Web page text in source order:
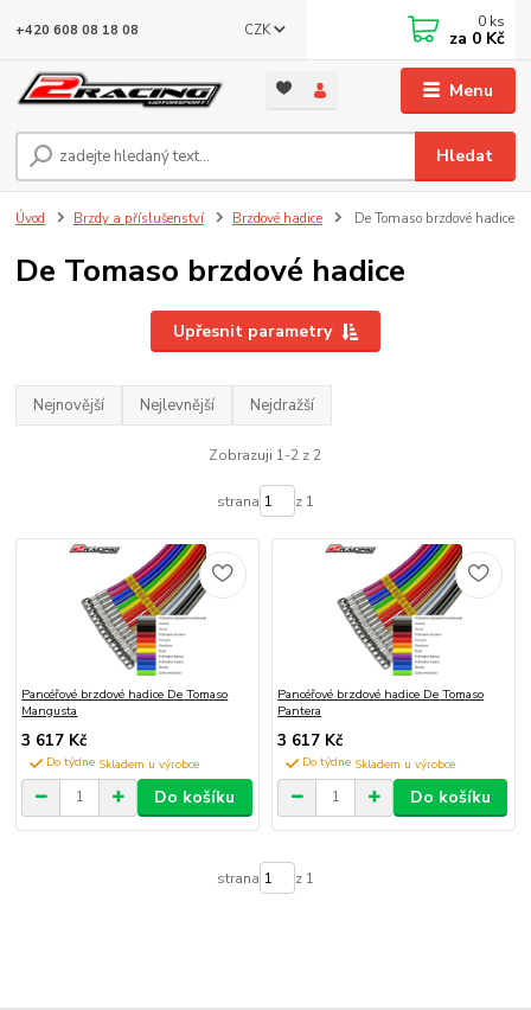
Menu
CZK
Hledat
+420 608 08 18 08 0 ks
za 0 Kč
Úvod Brzdy a příslušenství Brzdové hadice De Tomaso brzdové hadice
De Tomaso brzdové hadice
Upřesnit parametry
Nejnovější Nejlevnější Nejdražší
Zobrazuji 1-2 z 2
strana z 1
Pancéřové brzdové hadice De Tomaso
Mangusta
3 617 Kč
Do týdne
Do košíku
Pancéřové brzdové hadice De Tomaso
Pantera
3 617 Kč
Do týdne
Do košíku
strana z 1